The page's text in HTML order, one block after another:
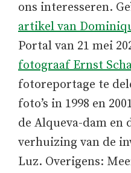
ons interesseren.
artikel van
Portal van 21 mei
fotograaf Ernst
fotoreportage te
foto’s in 1998 en
de Alqueva-dam en
verhuizing van de
Luz. Overigens: